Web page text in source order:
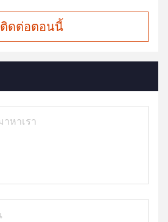
ติดต่อตอนนี้